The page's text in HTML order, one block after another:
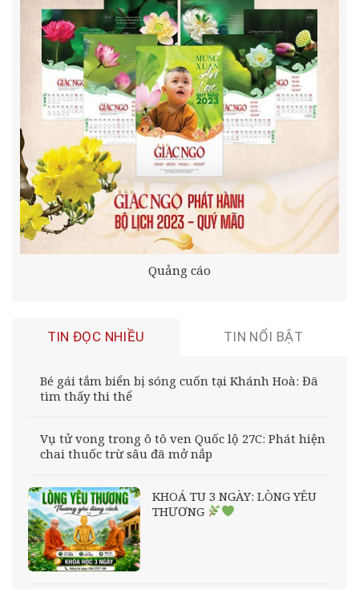
Quảng cáo
TIN ĐỌC NHIỀU TIN NỔI BẬT
Bé gái tắm biển bị sóng cuốn tại Khánh Hoà: Đã
tìm thấy thi thể
Vụ tử vong trong ô tô ven Quốc lộ 27C: Phát hiện
chai thuốc trừ sâu đã mở nắp
KHOÁ TU 3 NGÀY: LÒNG YÊU
THƯƠNG